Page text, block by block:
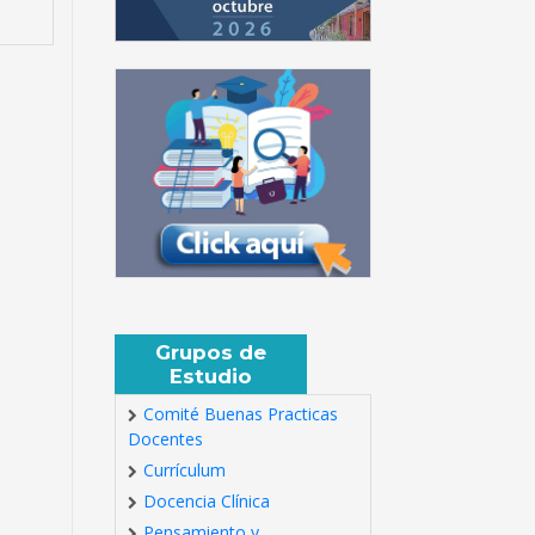
Grupos de
Estudio
Comité Buenas Practicas
Docentes
Currículum
Docencia Clínica